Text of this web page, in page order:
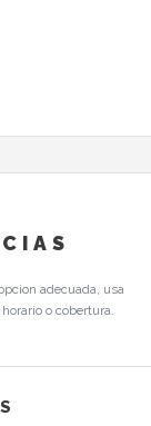
adecuada, usa
o cobertura.